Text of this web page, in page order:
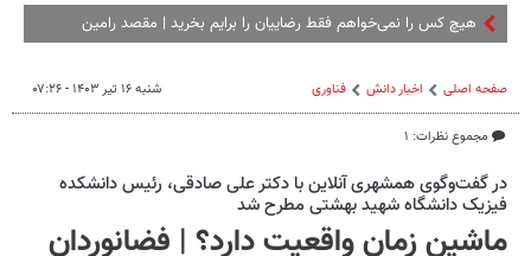
هیچ کس را نمی‌خواهم فقط رضاییان را برایم بخرید | مقصد رامین
صفحه اصلی اخبار دانش فناوری‌
مجموع نظرات: ۱
شنبه ۱۶ تیر ۱۴۰۳ - ۰۷:۲۶
در گفت‌وگوی همشهری آنلاین با دکتر علی صادقی، رئیس دانشکده
فیزیک دانشگاه شهید بهشتی مطرح شد
ماشین زمان واقعیت دارد؟ | فضانوردان